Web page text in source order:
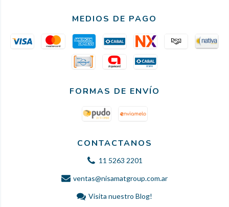
MEDIOS DE PAGO
FORMAS DE ENVÍO
CONTACTANOS
11 5263 2201
ventas@nisamatgroup.com.ar
Visita nuestro Blog!